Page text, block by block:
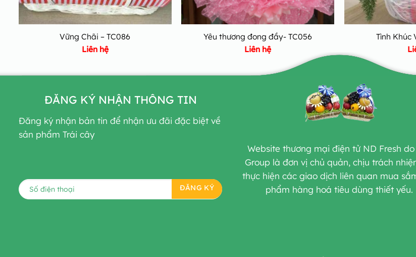
Vững Chãi – TC086
Liên hệ
Yêu thương đong đầy- TC056
Liên hệ
Tình Khúc
ĐĂNG KÝ NHẬN THÔNG TIN
Đăng ký nhận bản tin để nhận ưu đãi đặc biệt về
sản phẩm Trái cây
Website thương mại điện tử ND Fresh
Group là đơn vị chủ quản, chịu trách
thực hiện các giao dịch liên quan mua
phẩm hàng hoá tiêu dùng thiết yếu.